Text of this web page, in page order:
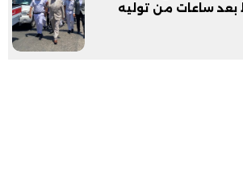
بعد ساعات من توليه